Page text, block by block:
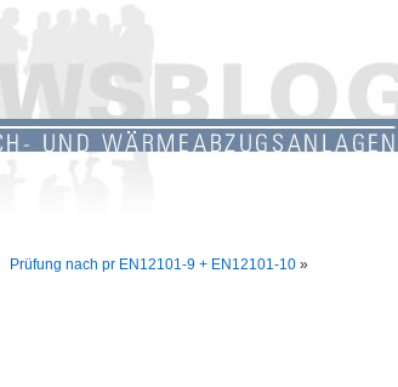
Prüfung nach pr EN12101-9 + EN12101-10 »